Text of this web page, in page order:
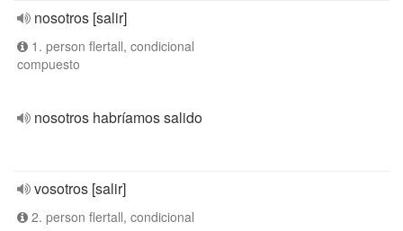
nosotros [salir]
1. person flertall, condicional
compuesto
nosotros habríamos salido
vosotros [salir]
2. person flertall, condicional